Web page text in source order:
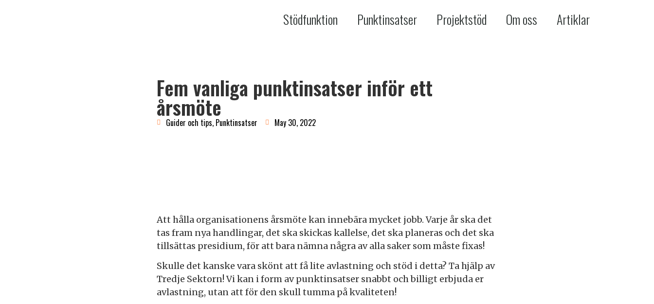
Stödfunktion Punktinsatser Projektstöd Om oss Artiklar
Fem vanliga punktinsatser inför ett
årsmöte
Guider och tips, Punktinsatser May 30, 2022
Att hålla organisationens årsmöte kan innebära mycket jobb. Varje år ska det
tas fram nya handlingar, det ska skickas kallelse, det ska planeras och det ska
tillsättas presidium, för att bara nämna några av alla saker som måste fixas!
Skulle det kanske vara skönt att få lite avlastning och stöd i detta? Ta hjälp av
Tredje Sektorn! Vi kan i form av punktinsatser snabbt och billigt erbjuda er
avlastning, utan att för den skull tumma på kvaliteten!